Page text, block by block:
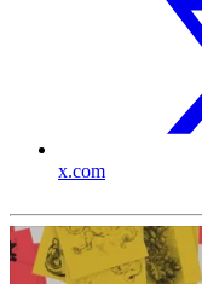
x.com